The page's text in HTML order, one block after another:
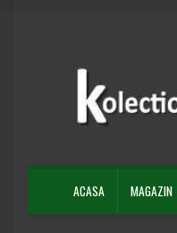
Sari
navigare
Sari
conținut
ACASA MAGAZIN